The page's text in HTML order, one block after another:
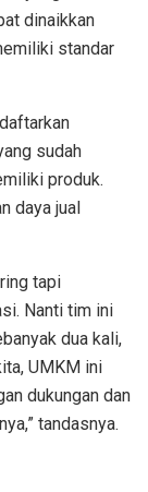
dinaikkan
standar
sudah
produk.
daya jual
tapi
Nanti tim ini
dua kali,
UMKM ini
dukungan dan
tandasnya.